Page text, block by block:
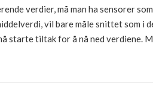
verdier, må man ha sensorer
vil bare måle snittet som
starte tiltak for å nå ned verdiene.